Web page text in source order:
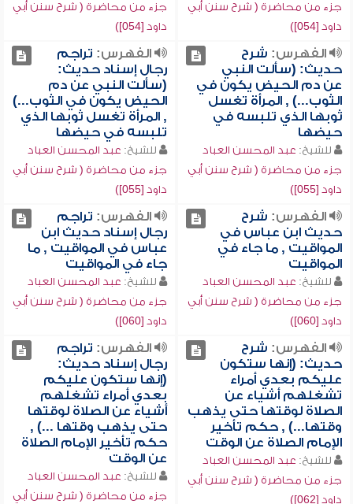
جزء من محاضرة ( شرح سنن أبي
داود [054])
جزء من محاضرة ( شرح سنن أبي
داود [054])
الفهرس: شرح
حديث: (سألت النبي
عن دم الحيض يكون في
الثوب...) , المرأة تغسل
ثوبها الذي تلبسه في
حيضها
للشيخ: عبد المحسن العباد
جزء من محاضرة ( شرح سنن أبي
داود [055])
الفهرس: تراجم
رجال إسناد حديث:
(سألت النبي عن دم
الحيض يكون في الثوب...)
, المرأة تغسل ثوبها الذي
تلبسه في حيضها
للشيخ: عبد المحسن العباد
جزء من محاضرة ( شرح سنن أبي
داود [055])
الفهرس: شرح
حديث ابن عباس في
المواقيت , ما جاء في
المواقيت
للشيخ: عبد المحسن العباد
جزء من محاضرة ( شرح سنن أبي
داود [060])
الفهرس: تراجم
رجال إسناد حديث ابن
عباس في المواقيت , ما
جاء في المواقيت
للشيخ: عبد المحسن العباد
جزء من محاضرة ( شرح سنن أبي
داود [060])
الفهرس: شرح
حديث: (إنها ستكون
عليكم بعدي أمراء
تشغلهم أشياء عن
الصلاة لوقتها حتى يذهب
وقتها...) , حكم تأخير
الإمام الصلاة عن الوقت
للشيخ: عبد المحسن العباد
جزء من محاضرة ( شرح سنن أبي
داود [062])
الفهرس: تراجم
رجال إسناد حديث:
(إنها ستكون عليكم
بعدي أمراء تشغلهم
أشياء عن الصلاة لوقتها
حتى يذهب وقتها ...) ,
حكم تأخير الإمام الصلاة
عن الوقت
للشيخ: عبد المحسن العباد
جزء من محاضرة ( شرح سنن أبي